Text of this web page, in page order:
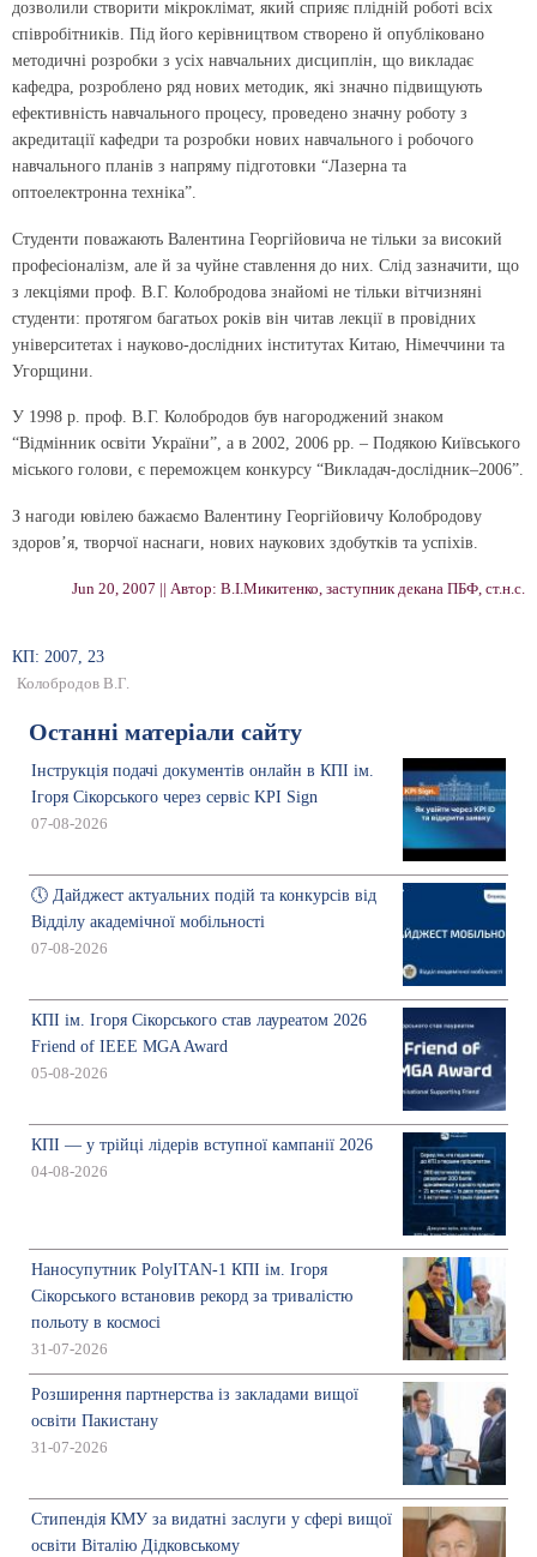
дозволили створити мікроклімат, який сприяє плідній роботі всіх
співробітників. Під його керівництвом створено й опубліковано
методичні розробки з усіх навчальних дисциплін, що викладає
кафедра, розроблено ряд нових методик, які значно підвищують
ефективність навчального процесу, проведено значну роботу з
акредитації кафедри та розробки нових навчального і робочого
навчального планів з напряму підготовки “Лазерна та
оптоелектронна техніка”.
Студенти поважають Валентина Георгійовича не тільки за високий
професіоналізм, але й за чуйне ставлення до них. Слід зазначити, що
з лекціями проф. В.Г. Колобродова знайомі не тільки вітчизняні
студенти: протягом багатьох років він читав лекції в провідних
університетах і науково-дослідних інститутах Китаю, Німеччини та
Угорщини.
У 1998 р. проф. В.Г. Колобродов був нагороджений знаком
“Відмінник освіти України”, а в 2002, 2006 рр. – Подякою Київського
міського голови, є переможцем конкурсу “Викладач-дослідник–2006”.
З нагоди ювілею бажаємо Валентину Георгійовичу Колобродову
здоров’я, творчої наснаги, нових наукових здобутків та успіхів.
Jun 20, 2007 || Автор: В.І.Микитенко, заступник декана ПБФ, ст.н.с.
КП: 2007, 23
Колобродов В.Г.
Останні матеріали сайту
Інструкція подачі документів онлайн в КПІ ім.
Ігоря Сікорського через сервіс KPI Sign
07-08-2026
🕔 Дайджест актуальних подій та конкурсів від
Відділу академічної мобільності
07-08-2026
КПІ ім. Ігоря Сікорського став лауреатом 2026
Friend of IEEE MGA Award
05-08-2026
КПІ — у трійці лідерів вступної кампанії 2026
04-08-2026
Наносупутник PolyITAN-1 КПІ ім. Ігоря
Сікорського встановив рекорд за тривалістю
польоту в космосі
31-07-2026
Розширення партнерства із закладами вищої
освіти Пакистану
31-07-2026
Стипендія КМУ за видатні заслуги у сфері вищої
освіти Віталію Дідковському